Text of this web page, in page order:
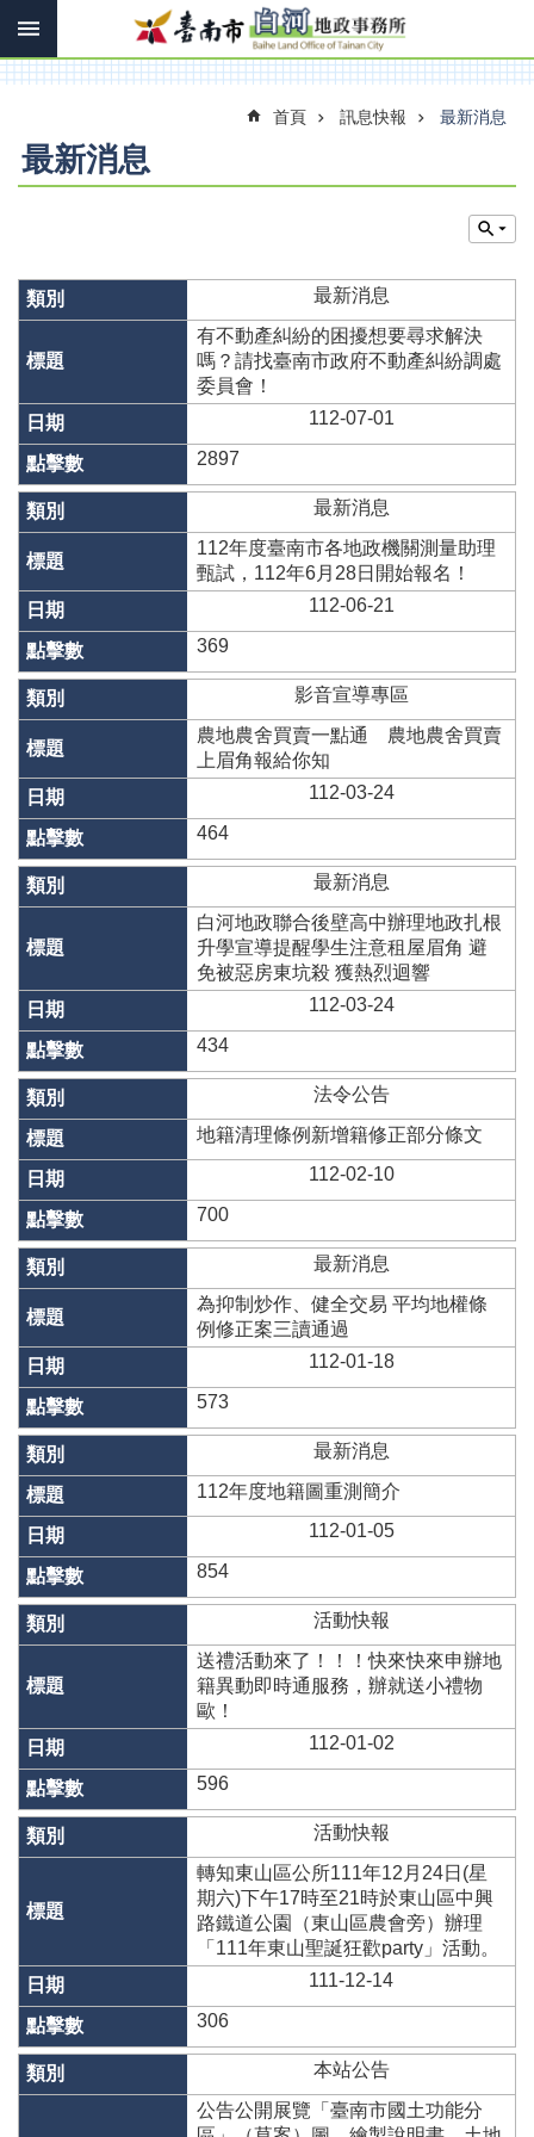
跳到主要內容區塊
搜
進
階
報
關
介
線
上
申
辦
與
查
詢
便
民
服
務
民
意
交
流
下
專
主
題
專
區
其
他
服
務
地
圖
實
價
登
錄
未
辦
繼
承
網
站
覽
English
臺
南
市
政
地
政
府
資
訊
公
首頁 訊息快報 最新消息
最新消息
最新消息
有不動產糾紛的困擾想要尋求解決
嗎？請找臺南市政府不動產糾紛調處
委員會！
112-07-01
2897
最新消息
112年度臺南市各地政機關測量助理
甄試，112年6月28日開始報名！
112-06-21
369
影音宣導專區
農地農舍買賣一點通 農地農舍買賣
上眉角報給你知
112-03-24
464
最新消息
白河地政聯合後壁高中辦理地政扎根
升學宣導提醒學生注意租屋眉角 避
免被惡房東坑殺 獲熱烈迴響
112-03-24
434
法令公告
地籍清理條例新增籍修正部分條文
112-02-10
700
最新消息
為抑制炒作、健全交易 平均地權條
例修正案三讀通過
112-01-18
573
最新消息
112年度地籍圖重測簡介
112-01-05
854
活動快報
送禮活動來了！！！快來快來申辦地
籍異動即時通服務，辦就送小禮物
歐！
112-01-02
596
活動快報
轉知東山區公所111年12月24日(星
期六)下午17時至21時於東山區中興
路鐵道公園（東山區農會旁）辦理
「111年東山聖誕狂歡party」活動。
111-12-14
306
本站公告
公告公開展覽「臺南市國土功能分